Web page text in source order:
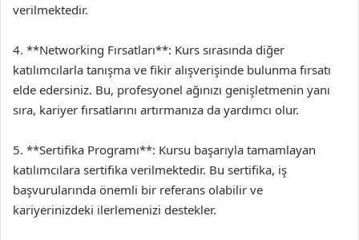
verilmektedir.
4. **Networking Fırsatları**: Kurs sırasında diğer
katılımcılarla tanışma ve fikir alışverişinde bulunma fırsatı
elde edersiniz. Bu, profesyonel ağınızı genişletmenin yanı
sıra, kariyer fırsatlarını artırmanıza da yardımcı olur.
5. **Sertifika Programı**: Kursu başarıyla tamamlayan
katılımcılara sertifika verilmektedir. Bu sertifika, iş
başvurularında önemli bir referans olabilir ve
kariyerinizdeki ilerlemenizi destekler.